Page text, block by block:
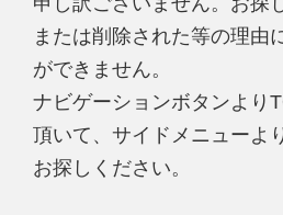
または削除された等の理由
ができません。
ナビゲーションボタンより
頂いて、サイドメニューよ
お探しください。